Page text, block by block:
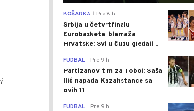
KOŠARKA Pre 8 h
Srbija u četvrtfinalu
Eurobasketa, blamaža
Hrvatske: Svi u čudu gledali ...
FUDBAL Pre 9 h
Partizanov tim za Tobol: Saša
Ilić napada Kazahstance sa
ovih 11
FUDBAL Pre 9 h